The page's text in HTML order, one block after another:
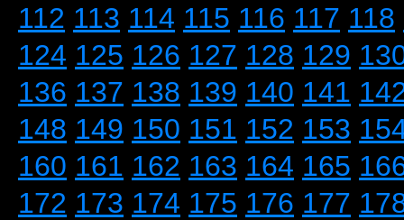
112 113 114 115 116 117 118
124 125 126 127 128 129
136 137 138 139 140 141
148 149 150 151 152 153
160 161 162 163 164 165
172 173 174 175 176 177